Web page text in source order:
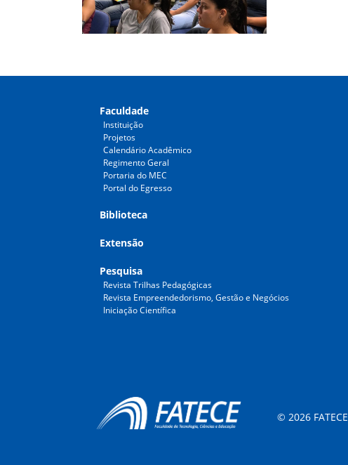
Faculdade
Instituição
Projetos
Calendário Acadêmico
Regimento Geral
Portaria do MEC
Portal do Egresso
Biblioteca
Extensão
Pesquisa
Revista Trilhas Pedagógicas
Revista Empreendedorismo, Gestão e Negócios
Iniciação Científica
© 2026 FATECE